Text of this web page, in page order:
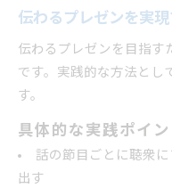
伝わるプレゼンを実
伝わるプレゼンを目指す
です。実践的な方法とし
す。
具体的な実践ポイン
話の節目ごとに聴衆
出す